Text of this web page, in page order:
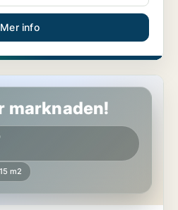
Mer info
marknaden!
m2